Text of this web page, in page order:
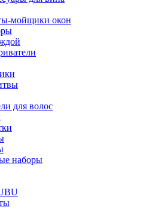
мойщики окон
для волос
наборы